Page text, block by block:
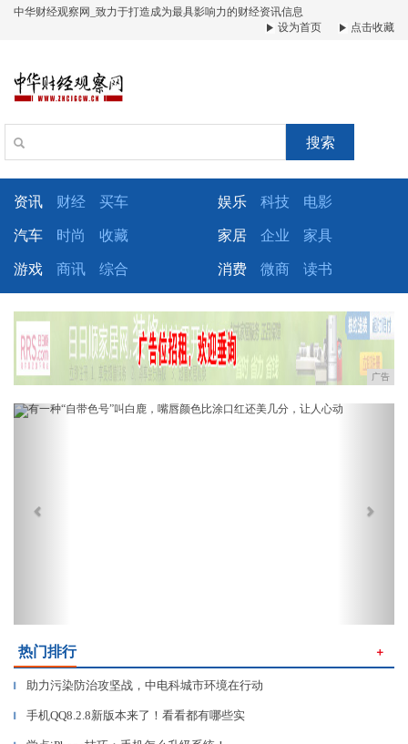
中华财经观察网_致力于打造成为最具影响力的财经资讯信息
设为首页
点击收藏
搜索
资讯 财经 买车 娱乐 科技 电影
汽车 时尚 收藏 家居 企业 家具
游戏 商讯 综合 消费 微商 读书
广告
Previous
热门排行 ＋
▎ 助力污染防治攻坚战，中电科城市环境在行动
▎ 手机QQ8.2.8新版本来了！看看都有哪些实